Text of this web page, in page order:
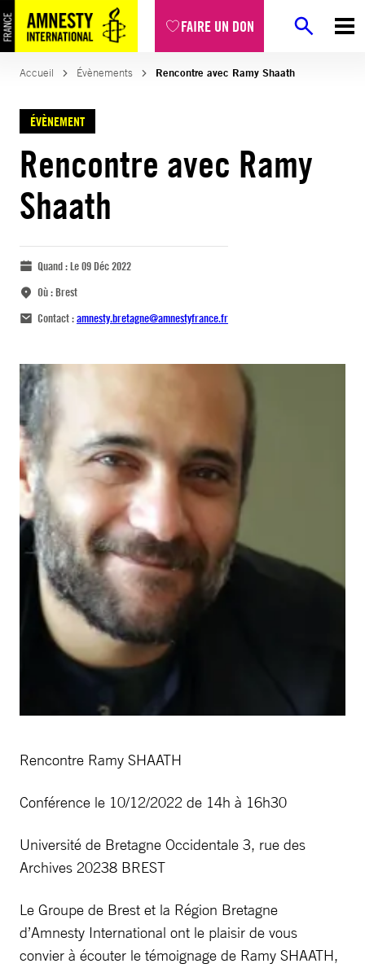
FAIRE UN DON
Accueil Évènements Rencontre avec Ramy Shaath
ÉVÈNEMENT
Rencontre avec Ramy
Shaath
Quand :Le 09 Déc 2022
Où :Brest
Contact :amnesty.bretagne@amnestyfrance.fr
Rencontre Ramy SHAATH
Conférence le 10/12/2022 de 14h à 16h30
Université de Bretagne Occidentale 3, rue des
Archives 20238 BREST
Le Groupe de Brest et la Région Bretagne
d’Amnesty International ont le plaisir de vous
convier à écouter le témoignage de Ramy SHAATH,